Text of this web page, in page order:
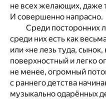
не всех желающих, даже
И совершенно напрасно.
Среди посторонних
среди них есть как
или «не лезь туда,
поверхностный и легко
не менее, огромный
с раннего детства
музыкально одарённых